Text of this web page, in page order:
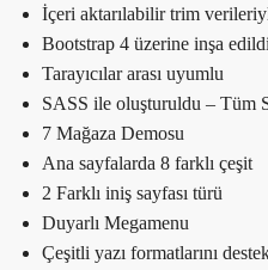
İçeri aktarılabilir trim
Bootstrap 4 üzerine inşa edildi
Tarayıcılar arası uyumlu
SASS ile oluşturuldu – Tüm
7 Mağaza Demosu
Ana sayfalarda 8 farklı çeşit
2 Farklı iniş sayfası türü
Duyarlı Megamenu
Çeşitli yazı formatlarını